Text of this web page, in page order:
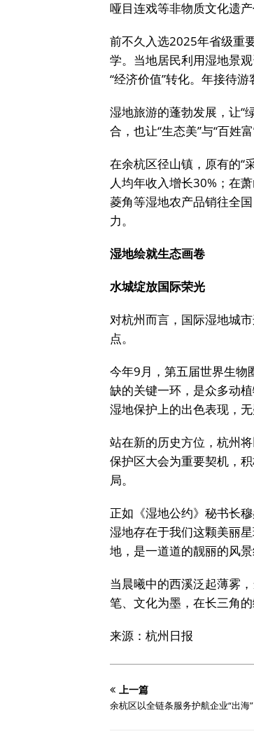
哑目连戏等非物质文化遗
前不久入选2025年省级重
学。当地居民利用湿地景
“经济价值”转化。年接待
湿地旅游的蓬勃发展，让“
合，也让“生态美”与“百姓富
在余杭区径山镇，原有的“
人均年收入增长30%；在
菱角等湿地农产品销往全
力。
湿地绘就生态画卷
水城绽放国际荣光
对杭州而言，国际湿地城
点。
今年9月，第五届世界生物
缺的关键一环，是众多动
湿地保护上的出色表现，
站在新的历史方位，杭州
保护区大会为重要契机，
局。
正如《湿地公约》秘书长
湿地存在于我们这颗美丽
地，是一道道的靓丽的风景
当晨曦中的西溪泛起薄雾
笔、文化为墨，在长三角
来源：杭州日报
上一篇
余杭区以全链条服务护航企业“出海”